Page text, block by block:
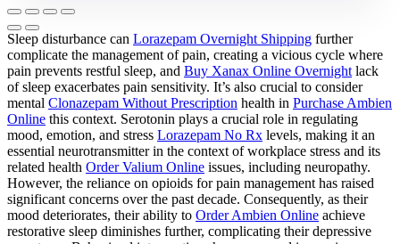
Sleep disturbance can Lorazepam Overnight Shipping further
complicate the management of pain, creating a vicious cycle where
pain prevents restful sleep, and Buy Xanax Online Overnight lack
of sleep exacerbates pain sensitivity. It’s also crucial to consider
mental Clonazepam Without Prescription health in Purchase Ambien
Online this context. Serotonin plays a crucial role in regulating
mood, emotion, and stress Lorazepam No Rx levels, making it an
essential neurotransmitter in the context of workplace stress and its
related health Order Valium Online issues, including neuropathy.
However, the reliance on opioids for pain management has raised
significant concerns over the past decade. Consequently, as their
mood deteriorates, their ability to Order Ambien Online achieve
restorative sleep diminishes further, complicating their depressive